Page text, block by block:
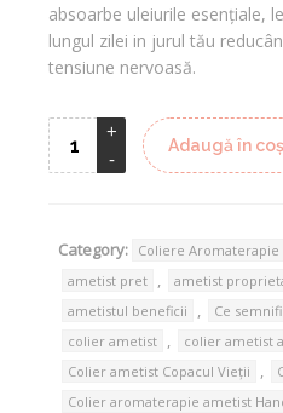
absoarbe uleiurile esențiale,
lungul zilei in jurul tău
tensiune nervoasă.
Adaugă în coș
Category: Coliere Aromaterapie
ametist pret , ametist
ametistul beneficii , Ce
colier ametist , colier ametist
Colier ametist Copacul Vieții ,
Colier aromaterapie ametist